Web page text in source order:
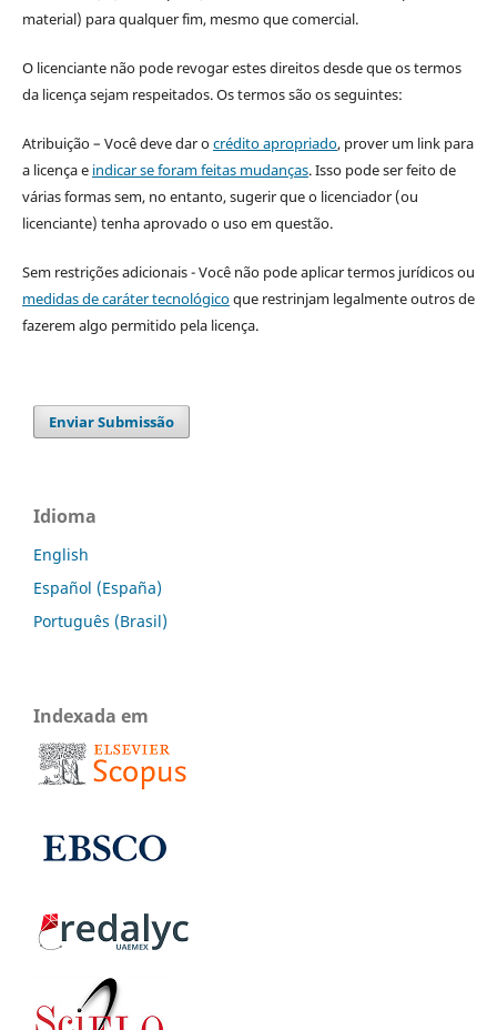
material) para qualquer fim, mesmo que comercial.
O licenciante não pode revogar estes direitos desde que os termos
da licença sejam respeitados. Os termos são os seguintes:
Atribuição – Você deve dar ocrédito apropriado, prover um link para
a licença e indicar se foram feitas mudanças. Isso pode ser feito de
várias formas sem, no entanto, sugerir que o licenciador (ou
licenciante) tenha aprovado o uso em questão.
Sem restrições adicionais - Você não pode aplicar termos jurídicos ou
medidas de caráter tecnológicoque restrinjam legalmente outros de
fazerem algo permitido pela licença.
Enviar Submissão
Idioma
English
Español (España)
Português (Brasil)
Indexada em